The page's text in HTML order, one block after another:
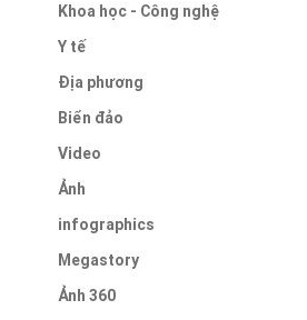
Khoa học - Công nghệ
Y tế
Địa phương
Biển đảo
Video
Ảnh
infographics
Megastory
Ảnh 360